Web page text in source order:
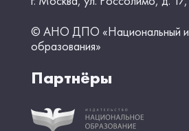
© АНО ДПО «Национальный
образования»
Партнёры